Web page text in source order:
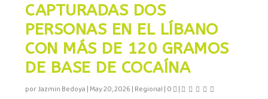
CAPTURADAS DOS
PERSONAS EN EL LÍBANO
CON MÁS DE 120 GRAMOS
DE BASE DE COCAÍNA
porJazmin Bedoya | May 20, 2026 | Regional | 0 |